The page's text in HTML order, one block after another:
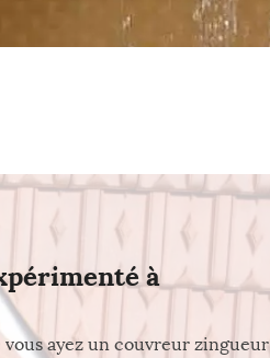
à
ayez un couvreur zingueur